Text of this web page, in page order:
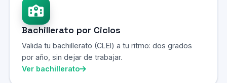
Bachillerato por Ciclos
Valida tu bachillerato (CLEI) a tu ritmo: dos grados
por año, sin dejar de trabajar.
Ver bachillerato